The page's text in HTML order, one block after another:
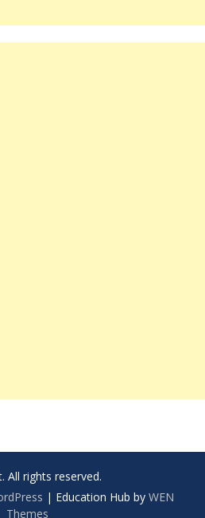
All rights reserved.
| Education Hub by WEN
Themes